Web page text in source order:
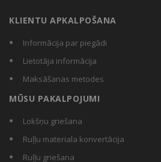
KLIENTU APKALPOŠANA
Informācija par piegādi
Lietotāja informācija
Maksāšanas metodes
MŪSU PAKALPOJUMI
Lokšņu griešana
Ruļļu materiala konvertācija
Ruļļu griešana